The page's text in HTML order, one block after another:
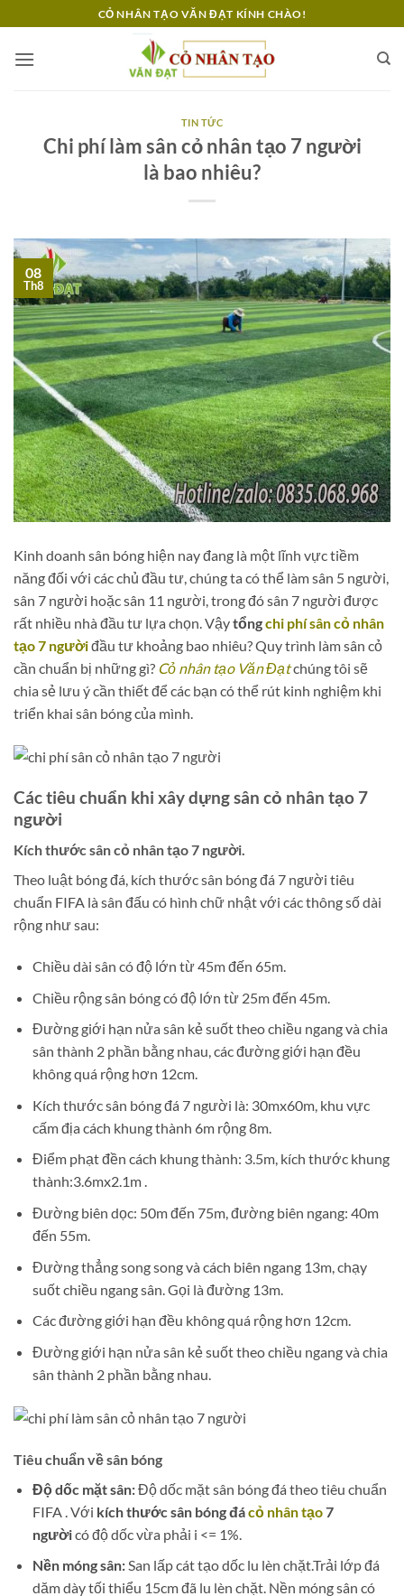
qua
nội
CỎ NHÂN TẠO VĂN ĐẠT KÍNH CHÀO!
TIN TỨC
Chi phí làm sân cỏ nhân tạo 7 người
là bao nhiêu?
08
Th8
Kinh doanh sân bóng hiện nay đang là một lĩnh vực tiềm
năng đối với các chủ đầu tư, chúng ta có thể làm sân 5 người,
sân 7 người hoặc sân 11 người, trong đó sân 7 người được
rất nhiều nhà đầu tư lựa chọn. Vậytổngchi phí sân cỏ nhân
tạo 7 ngườiđầu tư khoảng bao nhiêu? Quy trình làm sân cỏ
cần chuẩn bị những gì? Cỏ nhân tạo Văn Đạtchúng tôi sẽ
chia sẻ lưu ý cần thiết để các bạn có thể rút kinh nghiệm khi
triển khai sân bóng của mình.
Các tiêu chuẩn khi xây dựng sân cỏ nhân tạo 7
người
Kích thước sân cỏ nhân tạo 7 người.
Theo luật bóng đá, kích thước sân bóng đá 7 người tiêu
chuẩn FIFA là sân đấu có hình chữ nhật với các thông số dài
rộng như sau:
Chiều dài sân có độ lớn từ 45m đến 65m.
Chiều rộng sân bóng có độ lớn từ 25m đến 45m.
Đường giới hạn nửa sân kẻ suốt theo chiều ngang và chia
sân thành 2 phần bằng nhau, các đường giới hạn đều
không quá rộng hơn 12cm.
Kích thước sân bóng đá 7 người là: 30mx60m, khu vực
cấm địa cách khung thành 6m rộng 8m.
Điểm phạt đền cách khung thành: 3.5m, kích thước khung
thành:3.6mx2.1m .
Đường biên dọc: 50m đến 75m, đường biên ngang: 40m
đến 55m.
Đường thẳng song song và cách biên ngang 13m, chạy
suốt chiều ngang sân. Gọi là đường 13m.
Các đường giới hạn đều không quá rộng hơn 12cm.
Đường giới hạn nửa sân kẻ suốt theo chiều ngang và chia
sân thành 2 phần bằng nhau.
Tiêu chuẩn về sân bóng
Độ dốc mặt sân:Độ dốc mặt sân bóng đá theo tiêu chuẩn
FIFA . Với kích thước sân bóng đácỏ nhân tạo7
ngườicó độ dốc vừa phải i <= 1%.
Nền móng sân:San lấp cát tạo dốc lu lèn chặt.Trải lớp đá
dăm dày tối thiểu 15cm đã lu lèn chặt. Nền móng sân có